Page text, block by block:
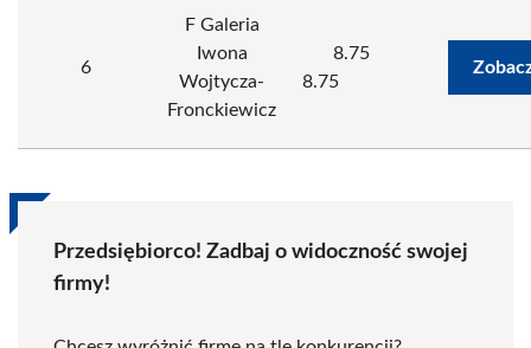
6
F Galeria
Iwona
Wojtycza-
Fronckiewicz
8.75
8.75
Przedsiębiorco! Zadbaj o widoczność swojej
firmy!